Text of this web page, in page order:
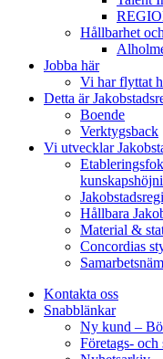
Hållbarhet
Jobba här
Vi har flyttat
Detta är
Boende
Verktygsback
Vi utvecklar
Hållbara
Material &
Concordias
Kontakta oss
Snabblänkar
Ny kund –
Företags- och